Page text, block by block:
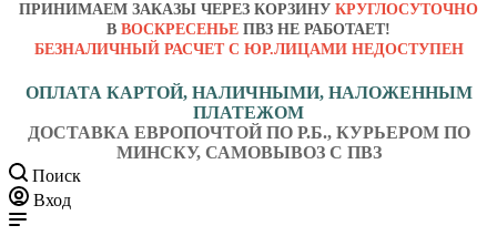
ПРИНИМАЕМ ЗАКАЗЫ ЧЕРЕЗ КОРЗИНУ КРУГЛОСУТОЧНО
В ВОСКРЕСЕНЬЕ ПВЗ НЕ РАБОТАЕТ!
БЕЗНАЛИЧНЫЙ РАСЧЕТ С ЮР.ЛИЦАМИ НЕДОСТУПЕН
ОПЛАТА КАРТОЙ, НАЛИЧНЫМИ, НАЛОЖЕННЫМ
ПЛАТЕЖОМ
ДОСТАВКА ЕВРОПОЧТОЙ ПО Р.Б., КУРЬЕРОМ ПО
МИНСКУ, САМОВЫВОЗ С ПВЗ
Поиск
Вход